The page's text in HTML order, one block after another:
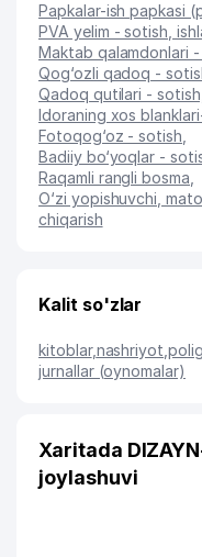
Papkalar-ish papkasi
PVA yelim - sotish,
Maktab qalamdonlari
Qog‘ozli qadoq -
Qadoq qutilari -
Idoraning xos
Fotoqog‘oz - sotish
Badiiy bo‘yoqlar -
Raqamli rangli bosma
O‘zi yopishuvchi,
chiqarish
Kalit so'zlar
kitoblar,nashriyot ,
jurnallar (oynomalar)
Xaritada
joylashuvi